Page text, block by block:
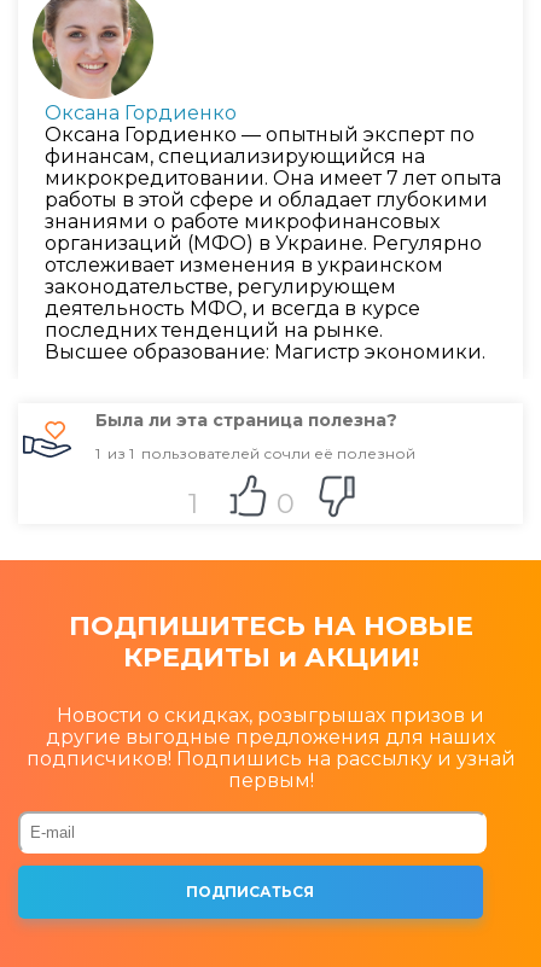
Оксана Гордиенко
Оксана Гордиенко — опытный эксперт по
финансам, специализирующийся на
микрокредитовании. Она имеет 7 лет опыта
работы в этой сфере и обладает глубокими
знаниями о работе микрофинансовых
организаций (МФО) в Украине. Регулярно
отслеживает изменения в украинском
законодательстве, регулирующем
деятельность МФО, и всегда в курсе
последних тенденций на рынке.
Высшее образование: Магистр экономики.
Была ли эта страница полезна?
1 из 1 пользователей сочли её полезной
1 0
ПОДПИШИТЕСЬ НА НОВЫЕ
КРЕДИТЫ и АКЦИИ!
Новости о скидках, розыгрышах призов и
другие выгодные предложения для наших
подписчиков! Подпишись на рассылку и узнай
первым!